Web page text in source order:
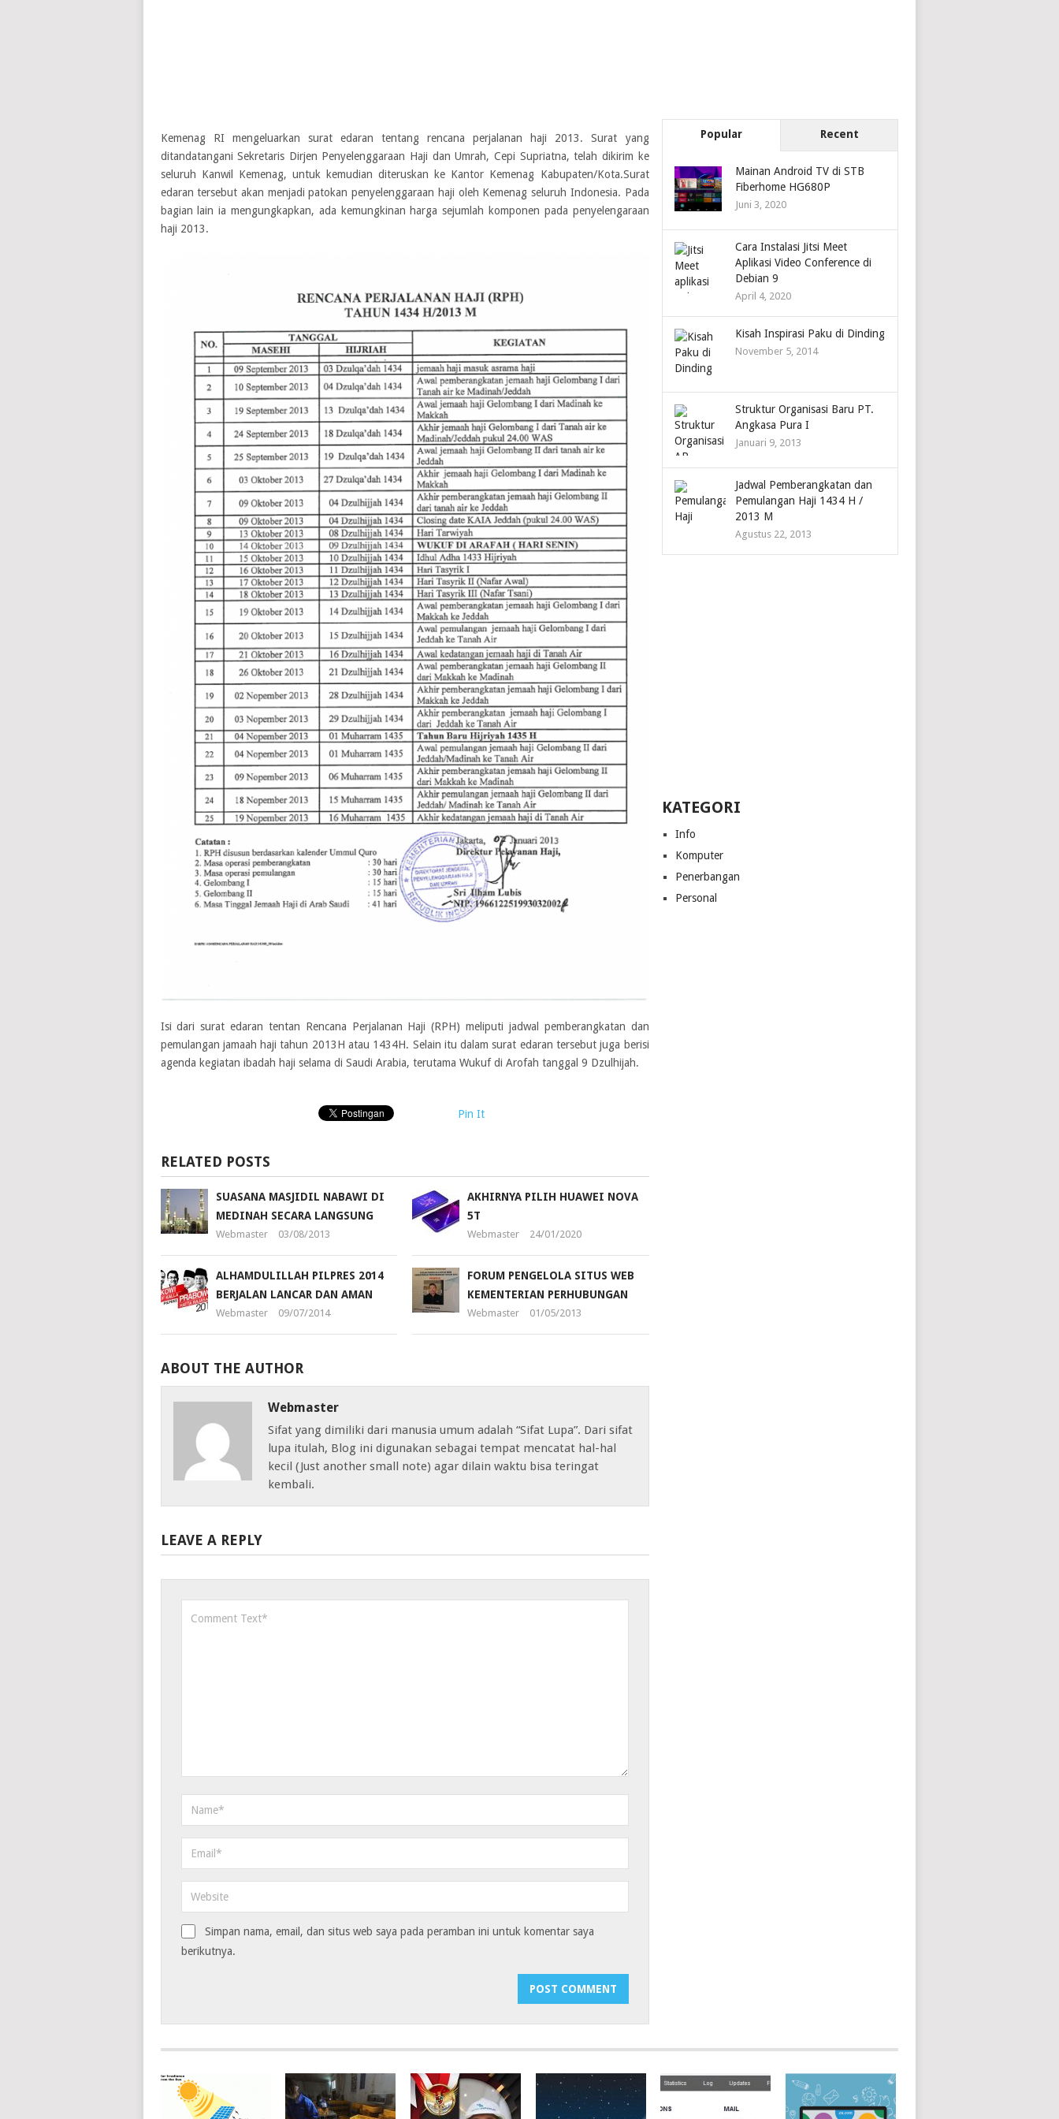
Kemenag RI mengeluarkan surat edaran tentang rencana perjalanan haji 2013. Surat yang
ditandatangani Sekretaris Dirjen Penyelenggaraan Haji dan Umrah, Cepi Supriatna, telah dikirim ke
seluruh Kanwil Kemenag, untuk kemudian diteruskan ke Kantor Kemenag Kabupaten/Kota.Surat
edaran tersebut akan menjadi patokan penyelenggaraan haji oleh Kemenag seluruh Indonesia. Pada
bagian lain ia mengungkapkan, ada kemungkinan harga sejumlah komponen pada penyelengaraan
haji 2013.
Isi dari surat edaran tentan Rencana Perjalanan Haji (RPH) meliputi jadwal pemberangkatan dan
pemulangan jamaah haji tahun 2013H atau 1434H. Selain itu dalam surat edaran tersebut juga berisi
agenda kegiatan ibadah haji selama di Saudi Arabia, terutama Wukuf di Arofah tanggal 9 Dzulhijah.
Pin It
RELATED POSTS
SUASANA MASJIDIL NABAWI DI
MEDINAH SECARA LANGSUNG
Webmaster 03/08/2013
AKHIRNYA PILIH HUAWEI NOVA
5T
Webmaster 24/01/2020
ALHAMDULILLAH PILPRES 2014
BERJALAN LANCAR DAN AMAN
Webmaster 09/07/2014
FORUM PENGELOLA SITUS WEB
KEMENTERIAN PERHUBUNGAN
Webmaster 01/05/2013
ABOUT THE AUTHOR
Webmaster
Sifat yang dimiliki dari manusia umum adalah “Sifat Lupa”. Dari sifat
lupa itulah, Blog ini digunakan sebagai tempat mencatat hal-hal
kecil (Just another small note) agar dilain waktu bisa teringat
kembali.
LEAVE A REPLY
Simpan nama, email, dan situs web saya pada peramban ini untuk komentar saya
berikutnya.
Popular Recent
Mainan Android TV di STB
Fiberhome HG680P
Juni 3, 2020
Cara Instalasi Jitsi Meet
Aplikasi Video Conference di
Debian 9
April 4, 2020
Kisah Inspirasi Paku di Dinding
November 5, 2014
Struktur Organisasi Baru PT.
Angkasa Pura I
Januari 9, 2013
Jadwal Pemberangkatan dan
Pemulangan Haji 1434 H /
2013 M
Agustus 22, 2013
KATEGORI
Info
Komputer
Penerbangan
Personal